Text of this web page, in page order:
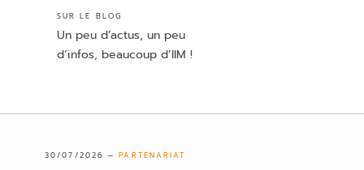
SUR LE BLOG
Un peu d’actus, un peu
d’infos, beaucoup d’IIM !
30/07/2026 —PARTENARIAT